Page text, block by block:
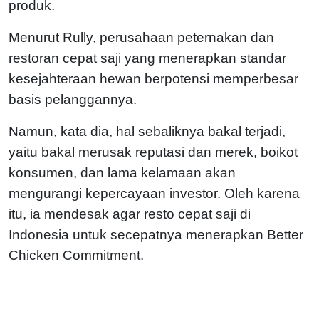
produk.
Menurut Rully, perusahaan peternakan dan
restoran cepat saji yang menerapkan standar
kesejahteraan hewan berpotensi memperbesar
basis pelanggannya.
Namun, kata dia, hal sebaliknya bakal terjadi,
yaitu bakal merusak reputasi dan merek, boikot
konsumen, dan lama kelamaan akan
mengurangi kepercayaan investor. Oleh karena
itu, ia mendesak agar resto cepat saji di
Indonesia untuk secepatnya menerapkan Better
Chicken Commitment.